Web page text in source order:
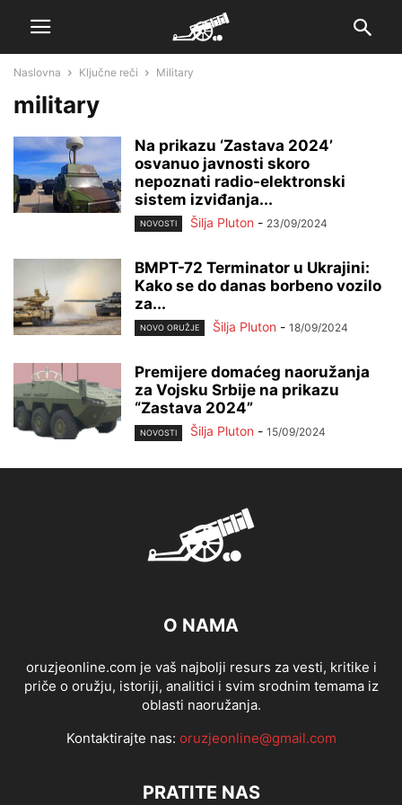
Naslovna Ključne reči Military
military
Na prikazu ‘Zastava 2024’
osvanuo javnosti skoro
nepoznati radio-elektronski
sistem izviđanja...
NOVOSTI Šilja Pluton - 23/09/2024
BMPT-72 Terminator u Ukrajini:
Kako se do danas borbeno vozilo
za...
NOVO ORUŽJE Šilja Pluton - 18/09/2024
Premijere domaćeg naoružanja
za Vojsku Srbije na prikazu
“Zastava 2024”
NOVOSTI Šilja Pluton - 15/09/2024
O NAMA
oruzjeonline.com je vaš najbolji resurs za vesti, kritike i
priče o oružju, istoriji, analitici i svim srodnim temama iz
oblasti naoružanja.
Kontaktirajte nas: oruzjeonline@gmail.com
PRATITE NAS